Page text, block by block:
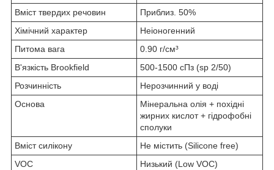
Вміст твердих речовин
Приблиз. 50%
Хімічний характер
Неіоногенний
Питома вага
0.90 г/см³
В'язкість Brookfield
500-1500 сПз (sp 2/50)
Розчинність
Нерозчинний у воді
Основа
Мінеральна олія + похідні
жирних кислот + гідрофобні
сполуки
Вміст силікону
Не містить (Silicone free)
VOC
Низький (Low VOC)